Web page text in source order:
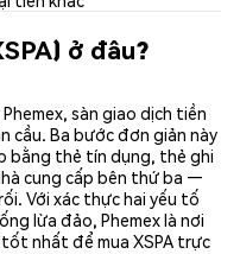
ở đâu?
Phemex, sàn giao dịch tiền
cầu. Ba bước đơn giản này
bằng thẻ tín dụng, thẻ ghi
cung cấp bên thứ ba —
Với xác thực hai yếu tố
lừa đảo, Phemex là nơi
nhất để mua XSPA trực